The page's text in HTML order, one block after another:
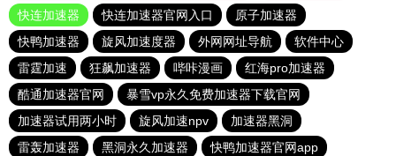
快连加速器
快连加速器官网入口
原子加速器
快鸭加速器
旋风加速度器 外网网址导航
软件中心
雷霆加速
狂飙加速器 哔咔漫画
红海pro加速器
酷通加速器官网
暴雪vp永久免费加速器下载官网
加速器试用两小时
旋风加速npv
加速器黑洞
雷轰加速器
黑洞永久加速器
快鸭加速器官网app